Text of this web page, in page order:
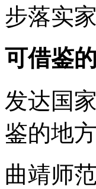
步落实
可借鉴
发达国
鉴的地
曲靖师